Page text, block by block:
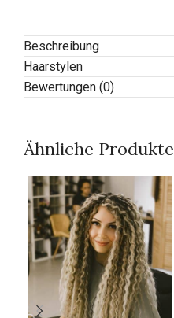
Beschreibung
Haarstylen
Bewertungen (0)
Ähnliche Produkte